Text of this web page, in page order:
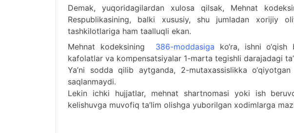
Demak, yuqoridagilardan xulosa qilsak, Mehnat
Respublikasining, balki xususiy, shu jumladan xorijiy
tashkilotlariga ham taalluqli ekan.
Mehnat kodeksining 386-moddasiga
ko‘ra, ishni
kafolatlar va kompensatsiyalar 1-marta tegishli darajadagi
Ya’ni sodda qilib aytganda, 2-mutaxassislikka
saqlanmaydi.
Lekin ichki hujjatlar, mehnat shartnomasi yoki ish
kelishuvga muvofiq ta’lim olishga yuborilgan xodimlarga